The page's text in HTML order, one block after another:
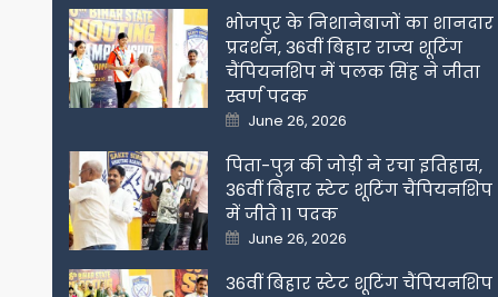
भोजपुर के निशानेबाजों का शानदार
प्रदर्शन, 36वीं बिहार राज्य शूटिंग
चैंपियनशिप में पलक सिंह ने जीता
स्वर्ण पदक
Posted
on
June 26, 2026
पिता-पुत्र की जोड़ी ने रचा इतिहास,
36वीं बिहार स्टेट शूटिंग चैंपियनशिप
में जीते 11 पदक
Posted
on
June 26, 2026
36वीं बिहार स्टेट शूटिंग चैंपियनशिप